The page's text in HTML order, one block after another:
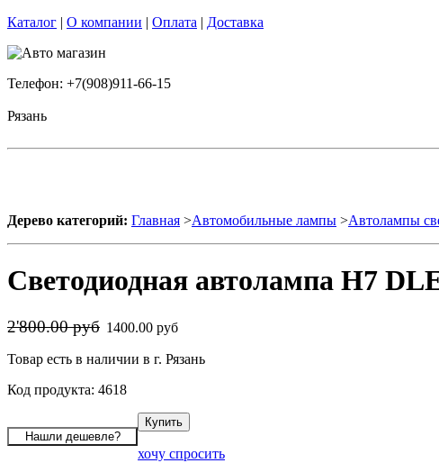
Каталог | О компании | Оплата | Доставка
Телефон: +7(908)911-66-15
Рязань
Дерево категорий: Главная >Автомобильные лампы >Автолампы
Светодиодная автолампа H7
2'800.00 руб 1400.00 руб
Товар есть в наличии в г. Рязань
Код продукта: 4618
хочу спросить